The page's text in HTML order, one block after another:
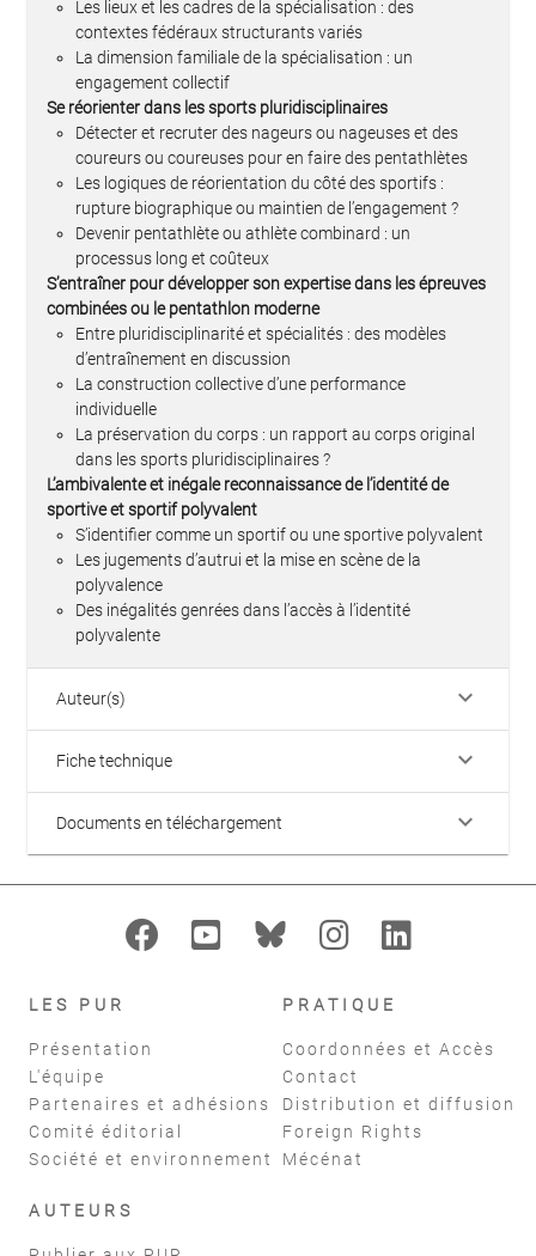
Les lieux et les cadres de la spécialisation : des
contextes fédéraux structurants variés
La dimension familiale de la spécialisation : un
engagement collectif
Se réorienter dans les sports pluridisciplinaires
Détecter et recruter des nageurs ou nageuses et des
coureurs ou coureuses pour en faire des pentathlètes
Les logiques de réorientation du côté des sportifs :
rupture biographique ou maintien de l’engagement ?
Devenir pentathlète ou athlète combinard : un
processus long et coûteux
S’entraîner pour développer son expertise dans les épreuves
combinées ou le pentathlon moderne
Entre pluridisciplinarité et spécialités : des modèles
d’entraînement en discussion
La construction collective d’une performance
individuelle
La préservation du corps : un rapport au corps original
dans les sports pluridisciplinaires ?
L’ambivalente et inégale reconnaissance de l’identité de
sportive et sportif polyvalent
S’identifier comme un sportif ou une sportive polyvalent
Les jugements d’autrui et la mise en scène de la
polyvalence
Des inégalités genrées dans l’accès à l’identité
polyvalente
Auteur(s) keyboard_arrow_down
Fiche technique keyboard_arrow_down
Documents en téléchargement keyboard_arrow_down
LES PUR
Présentation
L'équipe
Partenaires et adhésions
Comité éditorial
Société et environnement
PRATIQUE
Coordonnées et Accès
Contact
Distribution et diffusion
Foreign Rights
Mécénat
AUTEURS